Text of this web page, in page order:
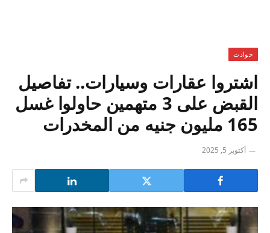
حوادث
اشتروا عقارات وسيارات.. تفاصيل
القبض على 3 متهمين حاولوا غسل
165 مليون جنيه من المخدرات
أكتوبر 5, 2025